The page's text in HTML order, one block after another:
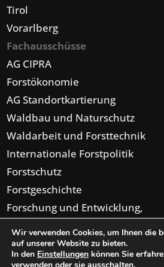
Tirol
Vorarlberg
Fachausschüsse
AG CIPRA
Forstökonomie
AG Standortkartierung
Waldbau und Naturschutz
Waldarbeit und Forsttechnik
Internationale Forstpolitik
Forstschutz
Forstgeschichte
Forschung und Entwicklung,
Digitalisierung
Wir verwenden Cookies, um Ihnen die
auf unserer Website zu bieten.
In den Einstellungen können Sie